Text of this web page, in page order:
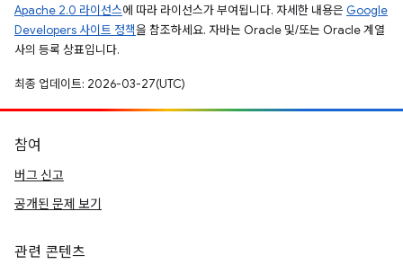
Apache 2.0 라이선스에 따라 라이선스가 부여됩니다. 자세한 내용은 Google
Developers 사이트 정책을 참조하세요. 자바는 Oracle 및/또는 Oracle 계열
사의 등록 상표입니다.
최종 업데이트: 2026-03-27(UTC)
참여
버그 신고
공개된 문제 보기
관련 콘텐츠